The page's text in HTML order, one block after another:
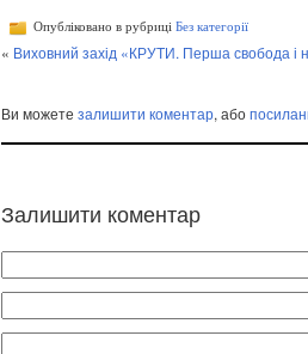
Опубліковано в рубриці Без категорії
« Виховний захід «КРУТИ. Перша свобода і
Ви можете залишити коментар, або
Залишити коментар